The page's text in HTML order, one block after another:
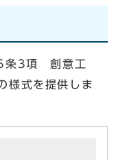
5条3項 創意工
様式を提供しま